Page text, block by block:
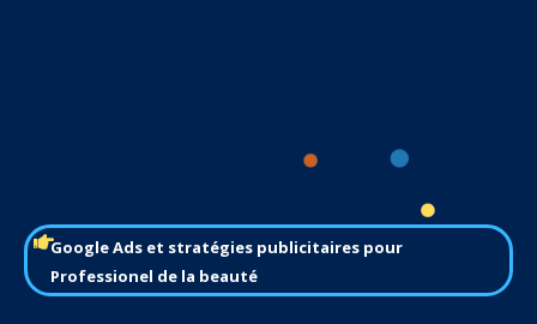
Google Ads et stratégies publicitaires pour
Professionel de la beauté